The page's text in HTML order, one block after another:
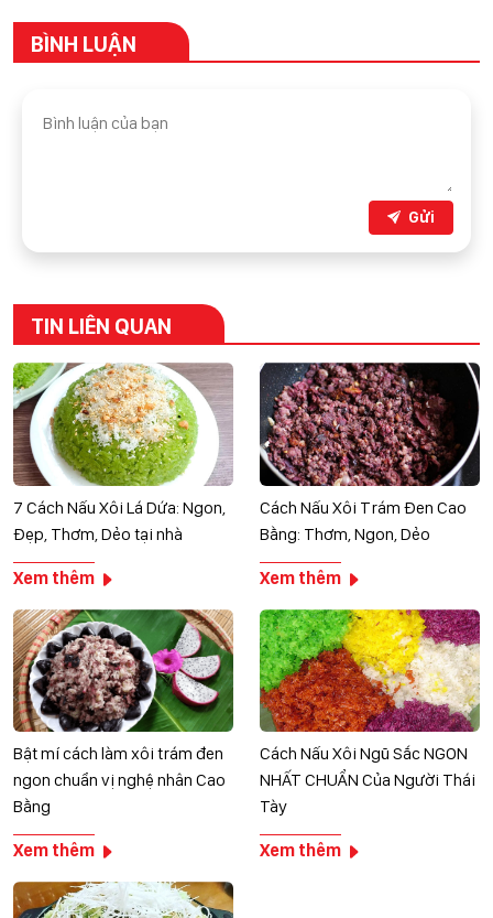
BÌNH LUẬN
Gửi
TIN LIÊN QUAN
7 Cách Nấu Xôi Lá Dứa: Ngon,
Đẹp, Thơm, Dẻo tại nhà
Xem thêm
Cách Nấu Xôi Trám Đen Cao
Bằng: Thơm, Ngon, Dẻo
Xem thêm
Bật mí cách làm xôi trám đen
ngon chuẩn vị nghệ nhân Cao
Bằng
Xem thêm
Cách Nấu Xôi Ngũ Sắc NGON
NHẤT CHUẨN Của Người Thái
Tày
Xem thêm